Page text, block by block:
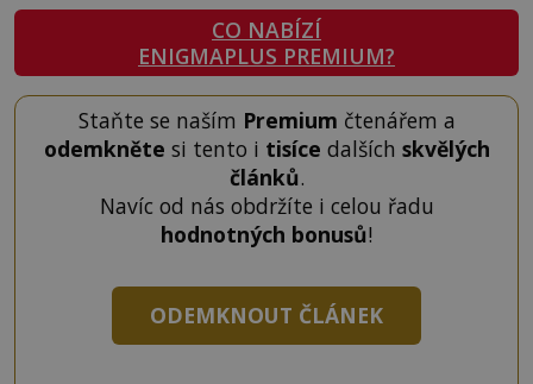
CO NABÍZÍ
ENIGMAPLUS PREMIUM?
Staňte se naším Premium čtenářem a
odemkněte si tento i tisíce dalších skvělých
článků.
Navíc od nás obdržíte i celou řadu
hodnotných bonusů!
ODEMKNOUT ČLÁNEK